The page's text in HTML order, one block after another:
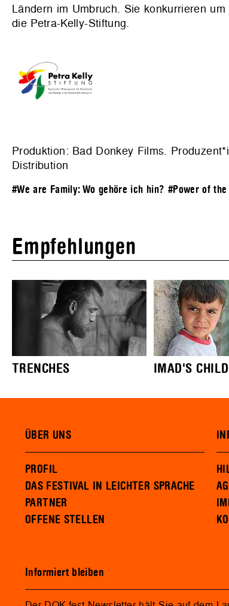
Ländern im Umbruch. Sie konkurrieren
die Petra-Kelly-Stiftung.
Produktion: Bad Donkey Films.
Distribution
#We are Family: Wo gehöre ich hin? #Power of
Empfehlungen
TRENCHES IMAD'S
ÜBER UNS
PROFIL
DAS FESTIVAL IN LEICHTER SPRACHE
PARTNER
OFFENE STELLEN
Informiert bleiben